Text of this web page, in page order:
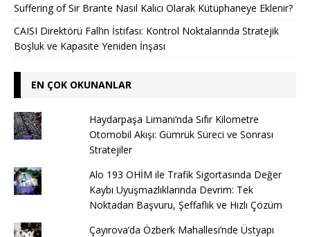
Suffering of Sir Brante Nasıl Kalıcı Olarak Kütüphaneye Eklenir?
CAISI Direktörü Fall’ın İstifası: Kontrol Noktalarında Stratejik
Boşluk ve Kapasite Yeniden İnşası
EN ÇOK OKUNANLAR
Haydarpaşa Limanı’nda Sıfır Kilometre
Otomobil Akışı: Gümrük Süreci ve Sonrası
Stratejiler
Alo 193 OHİM ile Trafik Sigortasında Değer
Kaybı Uyuşmazlıklarında Devrim: Tek
Noktadan Başvuru, Şeffaflık ve Hızlı Çözüm
Çayırova’da Özberk Mahallesi’nde Üstyapı